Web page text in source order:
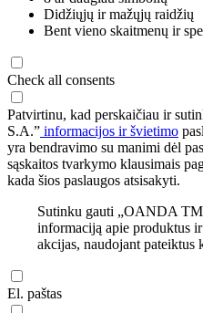
Didžiųjų ir mažųjų raidžių
Bent vieno skaitmenų ir
Check all consents
Patvirtinu, kad perskaičiau ir
S.A.” informacijos ir švietimo
yra bendravimo su manimi dėl
sąskaitos tvarkymo klausimais
kada šios paslaugos atsisakyti.
Sutinku gauti „OANDA
informaciją apie produktus
akcijas, naudojant pateiktus
El. paštas